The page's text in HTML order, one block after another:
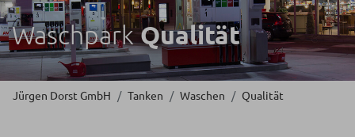
WaschparkQualität
Jürgen Dorst GmbH Tanken Waschen Qualität